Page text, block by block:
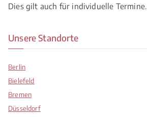
Dies gilt auch für individuelle Termine.
Unsere Standorte
Berlin
Bielefeld
Bremen
Düsseldorf